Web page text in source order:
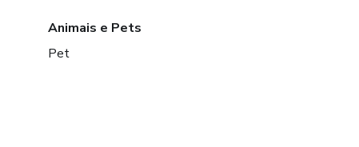
Animais e Pets
Pet